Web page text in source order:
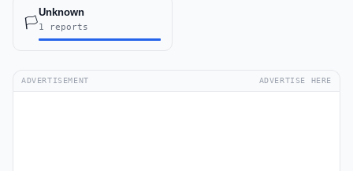
🏳️
Unknown
1 reports
ADVERTISEMENT ADVERTISE HERE